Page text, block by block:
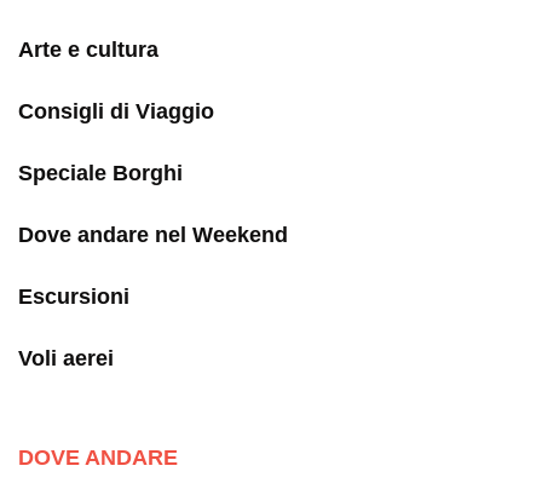
Arte e cultura
Consigli di Viaggio
Speciale Borghi
Dove andare nel Weekend
Escursioni
Voli aerei
DOVE ANDARE